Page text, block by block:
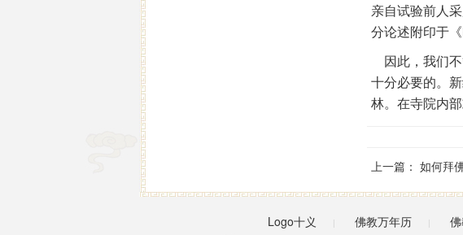
亲自试验前人
分论述附印于
因此，我们
十分必要的。
林。在寺院内
上一篇：如何拜
Logo十义 | 佛教万年历 |